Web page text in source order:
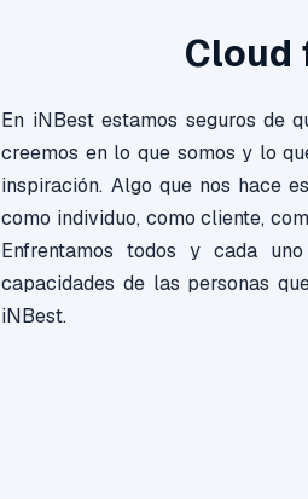
Cloud
En iNBest estamos seguros de
creemos en lo que somos y lo
inspiración. Algo que nos hace
como individuo, como cliente,
Enfrentamos todos y cada
capacidades de las personas
iNBest.